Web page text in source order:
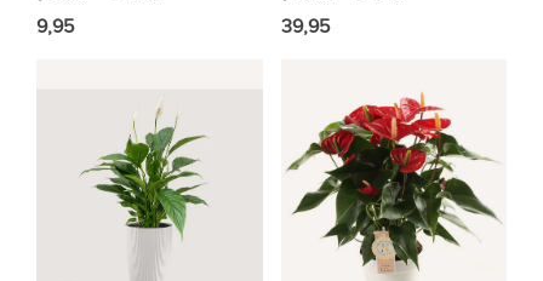
9,95 39,95